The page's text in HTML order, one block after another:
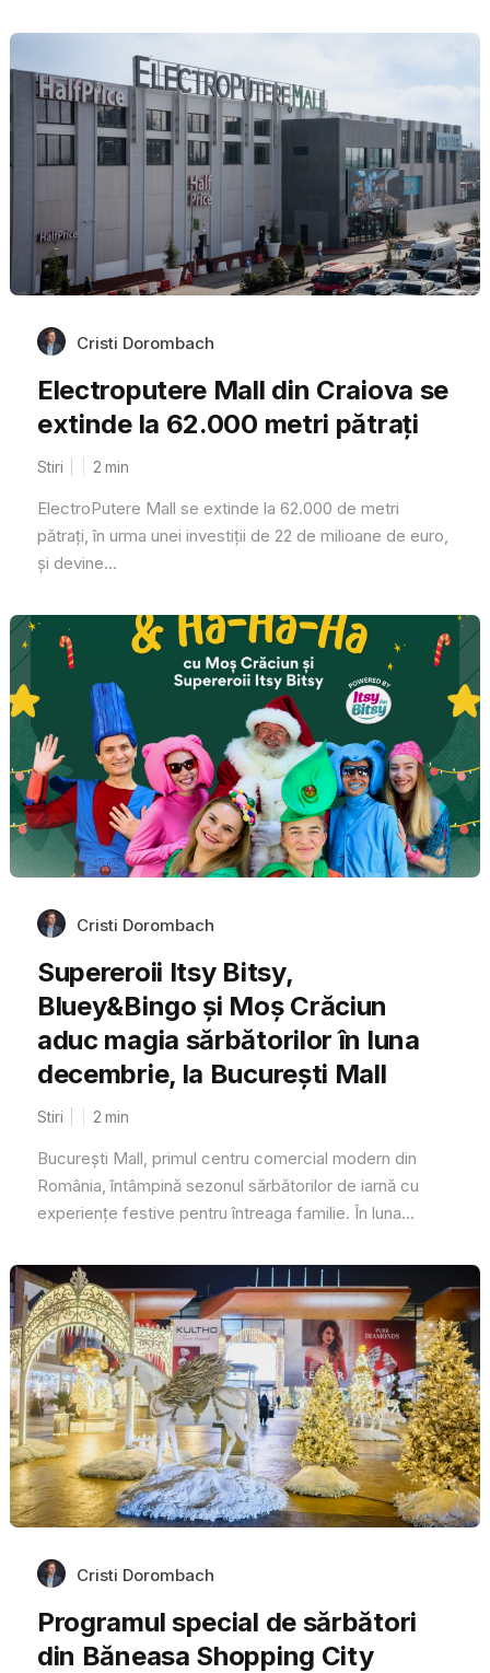
Cristi Dorombach
Electroputere Mall din Craiova se
extinde la 62.000 metri pătrați
Stiri 2 min
ElectroPutere Mall se extinde la 62.000 de metri
pătrați, în urma unei investiții de 22 de milioane de euro,
și devine...
Cristi Dorombach
Supereroii Itsy Bitsy,
Bluey&Bingo și Moș Crăciun
aduc magia sărbătorilor în luna
decembrie, la București Mall
Stiri 2 min
București Mall, primul centru comercial modern din
România, întâmpină sezonul sărbătorilor de iarnă cu
experiențe festive pentru întreaga familie. În luna...
Cristi Dorombach
Programul special de sărbători
din Băneasa Shopping City